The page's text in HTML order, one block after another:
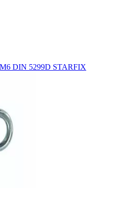
DIN 5299D STARFIX